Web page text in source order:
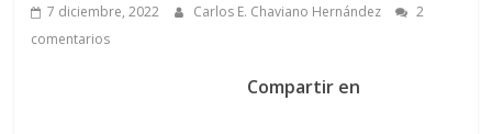
7 diciembre, 2022 Carlos E. Chaviano Hernández
2
comentarios
Compartir en